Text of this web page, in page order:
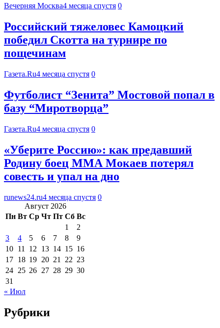
Вечерняя Москва4 месяца спустя 0
Российский тяжеловес Камоцкий
победил Скотта на турнире по
пощечинам
Газета.Ru4 месяца спустя 0
Футболист “Зенита” Мостовой попал в
базу “Миротворца”
Газета.Ru4 месяца спустя 0
«Уберите Россию»: как предавший
Родину боец ММА Мокаев потерял
совесть и упал на дно
runews24.ru4 месяца спустя 0
Август 2026
Пн Вт Ср Чт Пт Сб Вс
1
2
3
4 5 6 7 8
9
10 11 12 13 14 15 16
17 18 19 20 21 22 23
24 25 26 27 28 29 30
31
« Июл
Рубрики